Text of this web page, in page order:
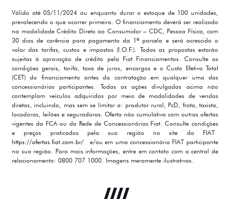
Válido até 05/11/2024 ou enquanto durar o estoque de 100 unidades,
prevalecendo o que ocorrer primeiro. O financiamento deverá ser realizado
na modalidade Crédito Direto ao Consumidor – CDC, Pessoa Física, com
30 dias de carência para pagamento da 1ª parcela e será acrescido o
valor das tarifas, custos e impostos (I.O.F.). Todas as propostas estarão
sujeitas à aprovação de crédito pela Fiat Financiamentos. Consulte as
condições gerais, tarifa, taxa de juros, encargos e o Custo Efetivo Total
(CET) do financiamento antes da contratação em qualquer uma das
concessionárias participantes. Todas as ações divulgadas acima não
contemplam veículos adquiridos por meio de modalidades de vendas
diretas, incluindo, mas sem se limitar a: produtor rural, PcD, frota, taxista,
locadoras, leilões e seguradoras. Oferta não cumulativa com outras ofertas
vigentes da FCA ou da Rede de Concessionárias Fiat. Consulte condições
e preços praticados pela sua região no site da FIAT
https://ofertas.fiat.com.br/
e/ou em uma concessionária FIAT participante
na sua região. Para mais informações, entre em contato com a central de
relacionamento: 0800 707 1000. Imagens meramente ilustrativas.